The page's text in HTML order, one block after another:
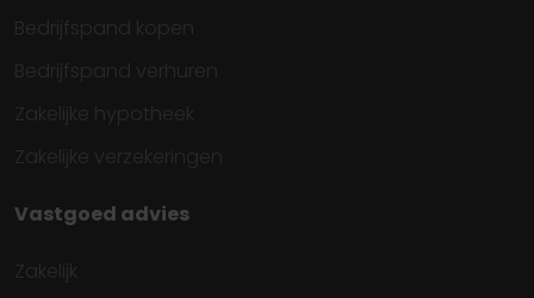
Bedrijfspand kopen
Bedrijfspand verhuren
Zakelijke hypotheek
Zakelijke verzekeringen
Vastgoed advies
Zakelijk